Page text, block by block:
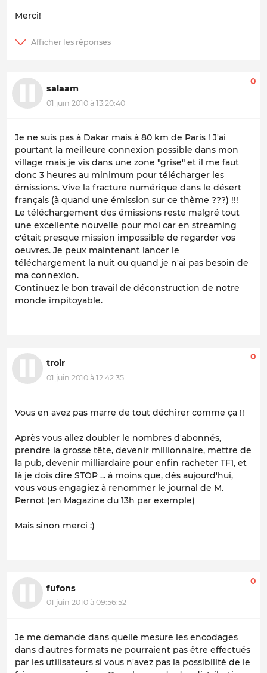
Merci!
salaam
01 juin 2010 à 13:20:40
0
Je ne suis pas à Dakar mais à 80 km de Paris ! J'ai
pourtant la meilleure connexion possible dans mon
village mais je vis dans une zone "grise" et il me faut
donc 3 heures au minimum pour télécharger les
émissions. Vive la fracture numérique dans le désert
français (à quand une émission sur ce thème ???) !!!
Le téléchargement des émissions reste malgré tout
une excellente nouvelle pour moi car en streaming
c'était presque mission impossible de regarder vos
oeuvres. Je peux maintenant lancer le
téléchargement la nuit ou quand je n'ai pas besoin de
ma connexion.
Continuez le bon travail de déconstruction de notre
monde impitoyable.
troir
01 juin 2010 à 12:42:35
0
Vous en avez pas marre de tout déchirer comme ça !!
Après vous allez doubler le nombres d'abonnés,
prendre la grosse tête, devenir millionnaire, mettre de
la pub, devenir milliardaire pour enfin racheter TF1, et
là je dois dire STOP ... à moins que, dés aujourd'hui,
vous vous engagiez à renommer le journal de M.
Pernot (en Magazine du 13h par exemple)
Mais sinon merci :)
fufons
01 juin 2010 à 09:56:52
0
Je me demande dans quelle mesure les encodages
dans d'autres formats ne pourraient pas être effectués
par les utilisateurs si vous n'avez pas la possibilité de le